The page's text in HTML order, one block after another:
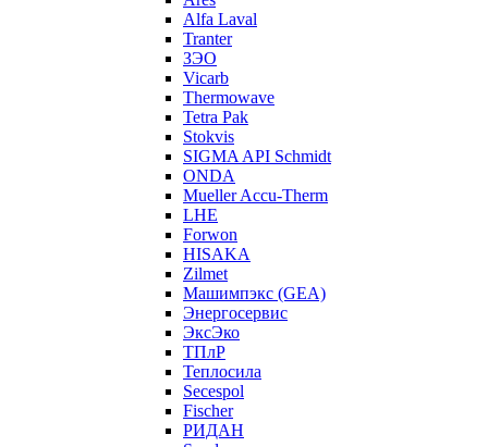
Alfa Laval
Tranter
ЗЭО
Vicarb
Thermowave
Tetra Pak
Stokvis
SIGMA API Schmidt
ONDA
Mueller Accu-Therm
LHE
Forwon
HISAKA
Zilmet
Машимпэкс (GEA)
Энергосервис
ЭксЭко
ТПлР
Теплосила
Secespol
Fischer
РИДАН